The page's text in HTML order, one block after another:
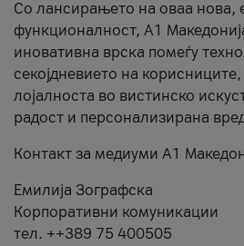
Со лансирањето на оваа нова,
функционалност, А1
иновативна врска помеѓу
секојдневието на корисниците,
лојалноста во вистинско
радост и персонализирана
Контакт за медиуми А1
Емилија Зографска
Корпоративни комуникации
тел. ++389 75 400505